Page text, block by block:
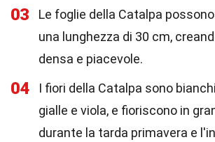
03
Le foglie della Catalpa
una lunghezza di 30 cm,
densa e piacevole.
04
I fiori della Catalpa sono
gialle e viola, e fioriscono in
durante la tarda primavera e